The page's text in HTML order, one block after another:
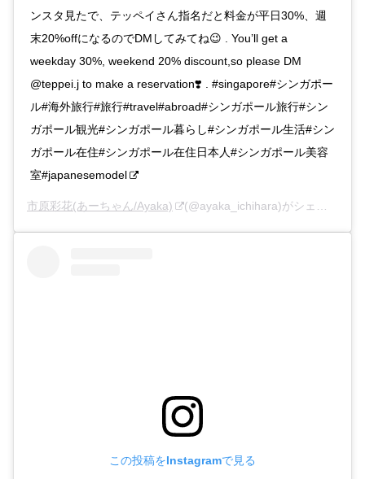
ンスタ見たで、テッペイさん指名だと料金が平日30%、週
末20%offになるのでDMしてみてね😉 . You’ll get a
weekday 30%, weekend 20% discount,so please DM
@teppei.j to make a reservation❣️ . #singapore#シンガポー
ル#海外旅行#旅行#travel#abroad#シンガポール旅行#シン
ガポール観光#シンガポール暮らし#シンガポール生活#シン
ガポール在住#シンガポール在住日本人#シンガポール美容
室#japanesemodel
市原彩花(あーちゃん/Ayaka) (@ayaka_ichihara)がシェアした投稿 –
この投稿をInstagramで見る